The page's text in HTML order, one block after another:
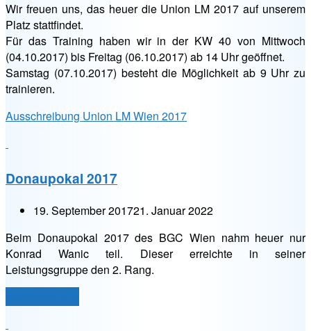
Wir freuen uns, das heuer die Union LM 2017 auf unserem
Platz stattfindet.
Für das Training haben wir in der KW 40 von Mittwoch
(04.10.2017) bis Freitag (06.10.2017) ab 14 Uhr geöffnet.
Samstag (07.10.2017) besteht die Möglichkeit ab 9 Uhr zu
trainieren.
Ausschreibung Union LM Wien 2017
Donaupokal 2017
19. September 201721. Januar 2022
Beim Donaupokal 2017 des BGC Wien nahm heuer nur
Konrad Wanic teil. Dieser erreichte in seiner
Leistungsgruppe den 2. Rang.